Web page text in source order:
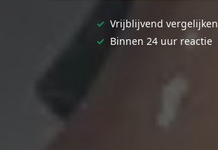
✓ Vrijblijvend vergelijken
✓ Binnen 24 uur reactie